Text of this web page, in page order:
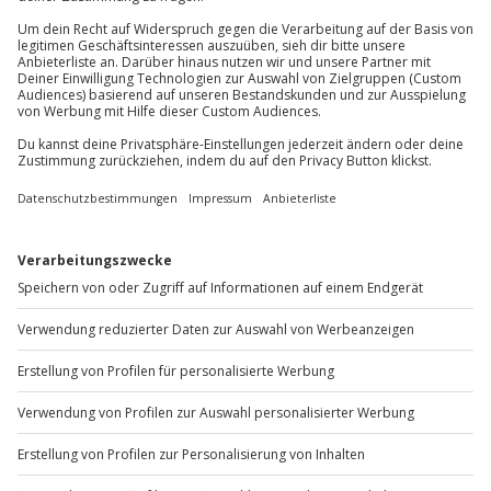
obliegt dem Veranstalter)
Ausrüstung & Kleidung
Mitzubringen: der Witterung angepasste
Kleidung, Picknick
Wird gestellt: Schwimmwesten, Stechpaddel,
Gutschein gültig für 2 Personen
Du erreichst uns telefonisch zu folgenden Zeiten,
außer an bundesweiten Feiertagen:
Mo-Fr: 8-20 Uhr | Sa: 10-16 Uhr
Du möchtest als Firma bestellen?
Sichere Dir attraktive Firmenkunden Vorteile.
+49 89 / 60 60 89 700
Mo-Fr: 9-17 Uhr
b2b@jochen-schweizer.de
www.b2b.jochen-schweizer.de/
Artikelnummer:46120